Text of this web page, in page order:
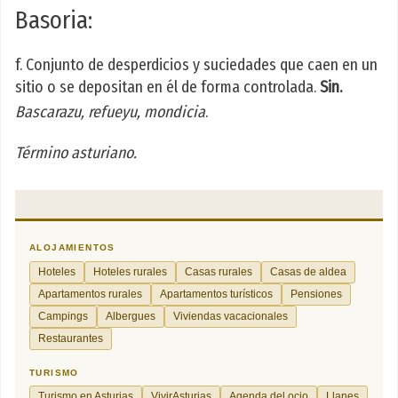
Basoria:
f. Conjunto de desperdicios y suciedades que caen en un
sitio o se depositan en él de forma controlada.Sin.
Bascarazu, refueyu, mondicia.
Término asturiano.